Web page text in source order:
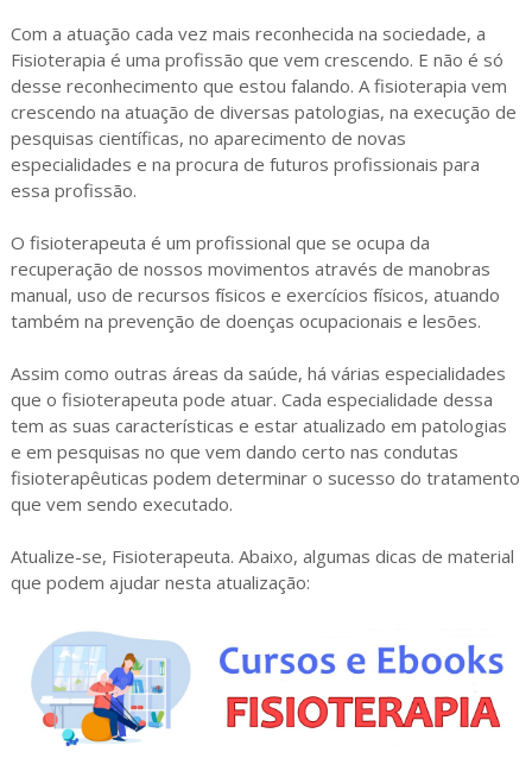
Com a atuação cada vez mais reconhecida na sociedade, a
Fisioterapia é uma profissão que vem crescendo. E não é só
desse reconhecimento que estou falando. A fisioterapia vem
crescendo na atuação de diversas patologias, na execução de
pesquisas científicas, no aparecimento de novas
especialidades e na procura de futuros profissionais para
essa profissão.
O fisioterapeuta é um profissional que se ocupa da
recuperação de nossos movimentos através de manobras
manual, uso de recursos físicos e exercícios físicos, atuando
também na prevenção de doenças ocupacionais e lesões.
Assim como outras áreas da saúde, há várias especialidades
que o fisioterapeuta pode atuar. Cada especialidade dessa
tem as suas características e estar atualizado em patologias
e em pesquisas no que vem dando certo nas condutas
fisioterapêuticas podem determinar o sucesso do tratamento
que vem sendo executado.
Atualize-se, Fisioterapeuta. Abaixo, algumas dicas de material
que podem ajudar nesta atualização: